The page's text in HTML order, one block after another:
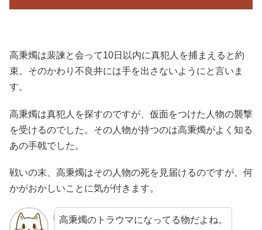
高秉燭は裴諫と会って10日以内に真犯人を捕まえると約
束。そのかわり不良井には手を出さないようにと言いま
す。
高秉燭は真犯人を探すのですが、仮面をつけた人物の襲撃
を受けるのでした。その人物が持つのは高秉燭がよく知る
あの手戟でした。
戦いの末、高秉燭はその人物の死を見届けるのですが。何
かがおかしいことに気が付きます。
高秉燭のトラウマになってる物だよね。